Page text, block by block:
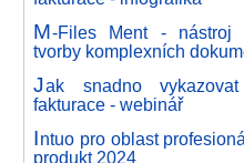
M-Files Ment - nástroj
tvorby komplexních
Jak snadno
fakturace - webinář
Intuo pro oblast
produkt 2024